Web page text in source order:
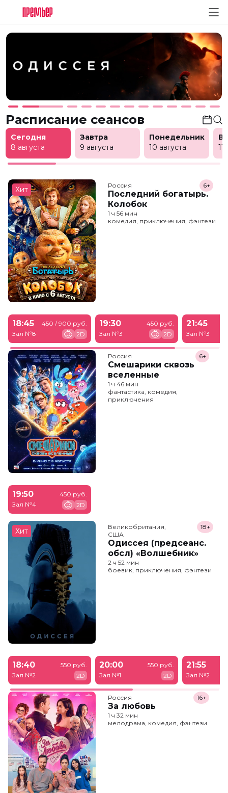
Расписание сеансов
Сегодня
8 августа
Завтра
9 августа
Понедельник
10 августа
11
Хит Россия
Последний богатырь.
Колобок
6+
1 ч 56 мин
комедия, приключения, фэнтези
18:45
Зал №8
450 / 900 руб.
2D
19:30
Зал №3
450 руб.
2D
21:45
Зал №3
Россия
Смешарики сквозь
вселенные
6+
1 ч 46 мин
фантастика, комедия,
приключения
19:50
Зал №4
450 руб.
2D
Хит
Великобритания,
США
Одиссея (предсеанс.
обсл) «Волшебник»
18+
2 ч 52 мин
боевик, приключения, фэнтези
18:40
Зал №2
550 руб.
2D
20:00
Зал №1
550 руб.
2D
21:55
Зал №2
Россия
За любовь
16+
1 ч 32 мин
мелодрама, комедия, фэнтези